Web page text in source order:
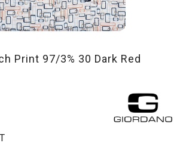
Print 97/3% 30 Dark Red